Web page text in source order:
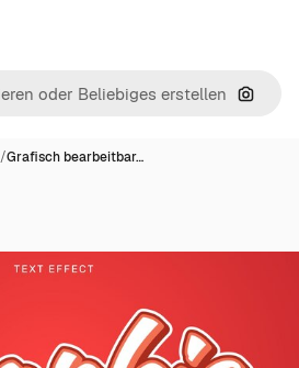
Nach
/Grafisch bearbeitbar…